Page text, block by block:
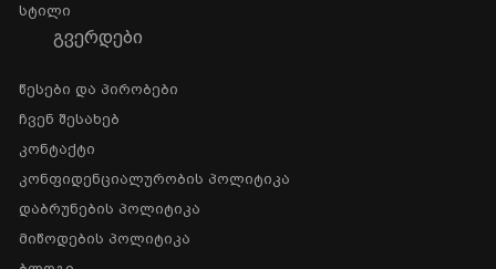
Სტილი
ᲒᲕᲔᲠᲓᲔᲑᲘ
Წესები Და Პირობები
Ჩვენ Შესახებ
Კონტაქტი
Კონფიდენციალურობის Პოლიტიკა
Დაბრუნების Პოლიტიკა
Მიწოდების Პოლიტიკა